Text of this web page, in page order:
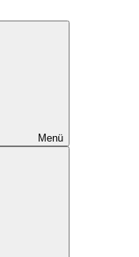
Menü